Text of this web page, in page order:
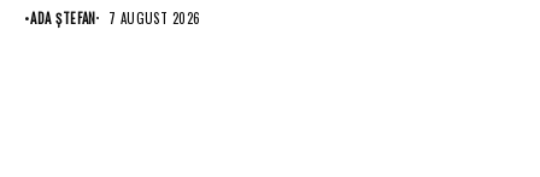
•ADA ȘTEFAN 7 AUGUST 2026